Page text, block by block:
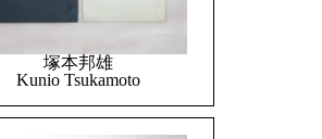
塚本邦雄
Kunio Tsukamoto